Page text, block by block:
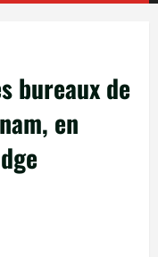
bureaux de
en